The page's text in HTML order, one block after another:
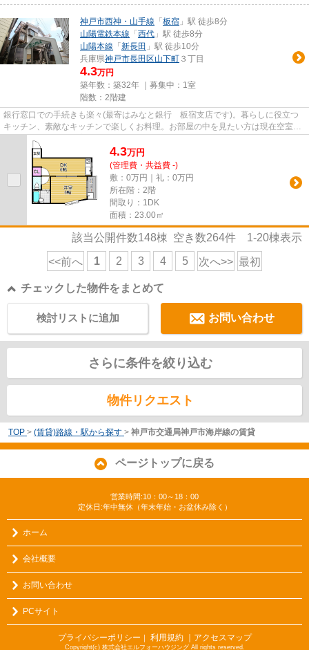
神戸市西神・山手線 「 板宿 」駅 徒歩8分
山陽電鉄本線 「 西代 」駅 徒歩8分
山陽本線 「 新長田 」駅 徒歩10分
兵庫県神戸市長田区山下町 ３丁目
4.3万円
築年数：築32年 ｜募集中： 1室
階数：2階建
銀行窓口での手続きも楽々(最寄はみなと銀行 板宿支店です)。暮らしに役立つ
キッチン、素敵なキッチンで楽しくお料理。お部屋の中を見たい方は現在空室の
こちらのお部屋をご案内可能...
4.3万円
(管理費・共益費 -)
敷：0万円｜礼：0万円
所在階：2階
間取り：1DK
面積：23.00㎡
該当公開件数148棟 空き数264件 1-20棟表示
<<前へ 1 2 3 4 5 次へ>> 最初
チェックした物件をまとめて
お問い合わせ
検討リストに追加
さらに条件を絞り込む
物件リクエスト
TOP > (賃貸)路線・駅から探す > 神戸市交通局神戸市海岸線の賃貸
ページトップに戻る
営業時間:10：00～18：00
定休日:年中無休（年末年始・お盆休み除く）
ホーム
会社概要
お問い合わせ
PCサイト
プライバシーポリシー ｜ 利用規約 ｜アクセスマップ
Copyright(c) 株式会社エルフォーハウジング All rights reserved.